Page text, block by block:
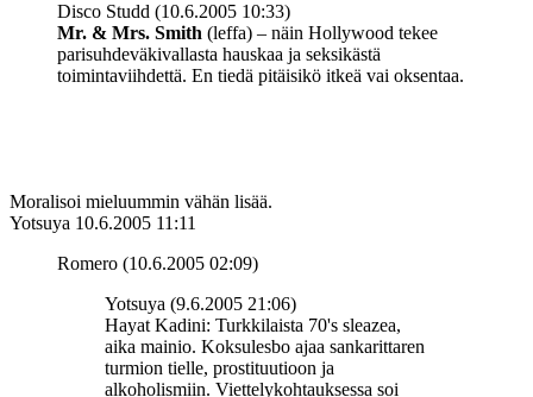
Disco Studd (10.6.2005 10:33)
Mr. & Mrs. Smith (leffa) – näin Hollywood tekee
parisuhdeväkivallasta hauskaa ja seksikästä
toimintaviihdettä. En tiedä pitäisikö itkeä vai oksentaa.
Moralisoi mieluummin vähän lisää.
Yotsuya 10.6.2005 11:11
Romero (10.6.2005 02:09)
Yotsuya (9.6.2005 21:06)
Hayat Kadini: Turkkilaista 70's sleazea,
aika mainio. Koksulesbo ajaa sankarittaren
turmion tielle, prostituutioon ja
alkoholismiin. Viettelykohtauksessa soi